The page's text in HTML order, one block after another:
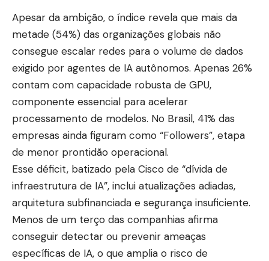
Apesar da ambição, o índice revela que mais da
metade (54%) das organizações globais não
consegue escalar redes para o volume de dados
exigido por agentes de IA autônomos. Apenas 26%
contam com capacidade robusta de GPU,
componente essencial para acelerar
processamento de modelos. No Brasil, 41% das
empresas ainda figuram como “Followers”, etapa
de menor prontidão operacional.
Esse déficit, batizado pela Cisco de “dívida de
infraestrutura de IA”, inclui atualizações adiadas,
arquitetura subfinanciada e segurança insuficiente.
Menos de um terço das companhias afirma
conseguir detectar ou prevenir ameaças
específicas de IA, o que amplia o risco de